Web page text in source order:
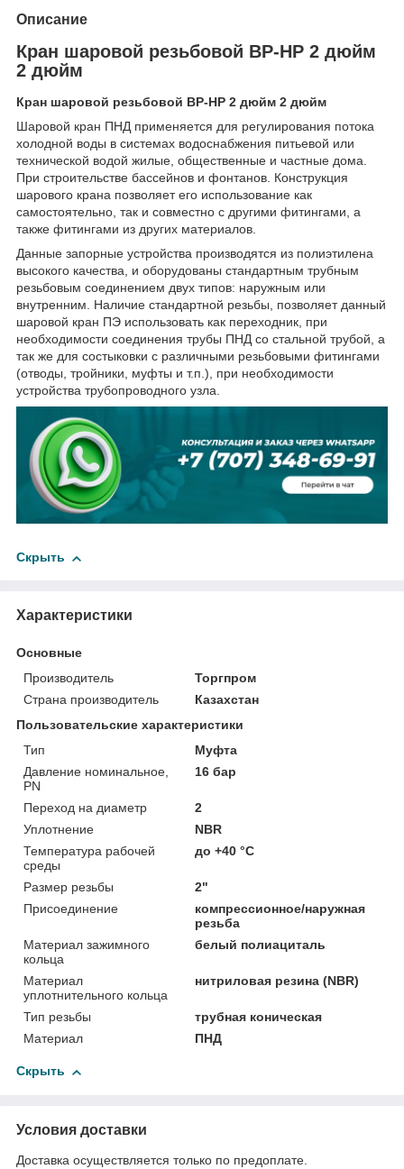
Описание
Кран шаровой резьбовой ВР-НР 2 дюйм
2 дюйм
Кран шаровой резьбовой ВР-НР 2 дюйм 2 дюйм
Шаровой кран ПНД применяется для регулирования потока
холодной воды в системах водоснабжения питьевой или
технической водой жилые, общественные и частные дома.
При строительстве бассейнов и фонтанов. Конструкция
шарового крана позволяет его использование как
самостоятельно, так и совместно с другими фитингами, а
также фитингами из других материалов.
Данные запорные устройства производятся из полиэтилена
высокого качества, и оборудованы стандартным трубным
резьбовым соединением двух типов: наружным или
внутренним. Наличие стандартной резьбы, позволяет данный
шаровой кран ПЭ использовать как переходник, при
необходимости соединения трубы ПНД со стальной трубой, а
так же для состыковки с различными резьбовыми фитингами
(отводы, тройники, муфты и т.п.), при необходимости
устройства трубопроводного узла.
Скрыть
Характеристики
Основные
Производитель
Торгпром
Страна производитель
Казахстан
Пользовательские характеристики
Тип
Муфта
Давление номинальное,
PN
16 бар
Переход на диаметр
2
Уплотнение
NBR
Температура рабочей
среды
до +40 °C
Размер резьбы
2"
Присоединение
компрессионное/наружная
резьба
Материал зажимного
кольца
белый полиациталь
Материал
уплотнительного кольца
нитриловая резина (NBR)
Тип резьбы
трубная коническая
Материал
ПНД
Скрыть
Условия доставки
Доставка осуществляется только по предоплате.